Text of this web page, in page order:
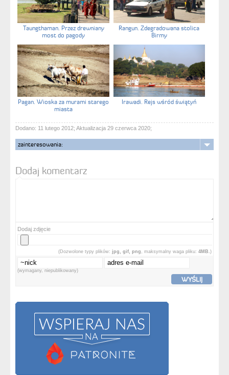
Taungthaman. Przez drewniany
most do pagody
Rangun. Zdegradowana stolica
Birmy
Pagan. Wioska za murami starego
miasta
Irawadi. Rejs wśród świątyń
Dodano: 11 lutego 2012; Aktualizacja 29 czerwca 2020;
zainteresowania:
Dodaj komentarz
Dodaj zdjęcie
(Dozwolone typy plików: jpg, gif, png , maksymalny waga pliku: 4MB.)
(wymagany, niepublikowany)
WYŚLIJ